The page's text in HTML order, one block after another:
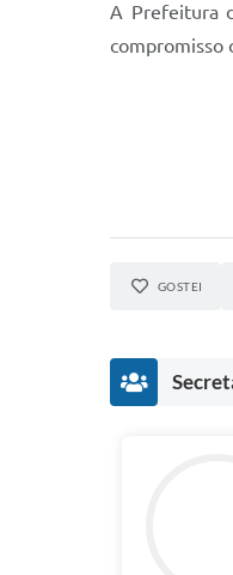
A Prefeitura
compromisso
GOSTEI